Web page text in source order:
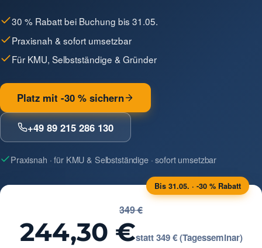
30 % Rabatt bei Buchung bis 31.05.
Praxisnah & sofort umsetzbar
Für KMU, Selbstständige & Gründer
Platz mit -30 % sichern
+49 89 215 286 130
Praxisnah · für KMU & Selbstständige · sofort umsetzbar
Bis 31.05. · -30 % Rabatt
349 €
244,30 €statt 349 € (Tagesseminar)